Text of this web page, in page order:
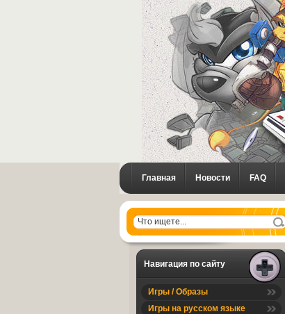
Главная Новости FAQ
Навигация по сайту
Игры / Образы
Игры на русском языке